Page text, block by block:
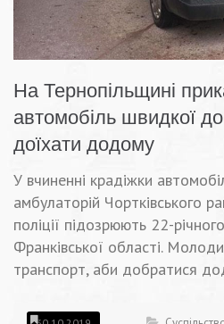
На Тернопільщині
автомобіль швидкої
доїхати додому
У вчиненні крадіжки
амбулаторій Чортківського
поліції підозрюють 22-
Франківської області.
транспорт, аби добратися